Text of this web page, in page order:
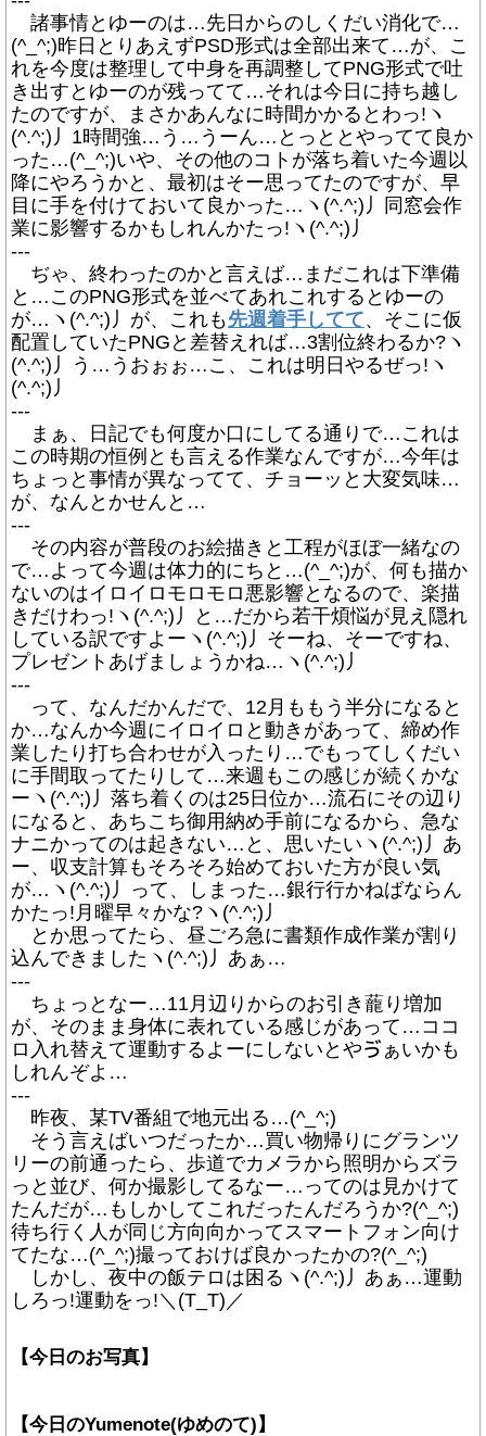
諸事情とゆーのは…先日からのしくだい消化で…
(^_^;)昨日とりあえずPSD形式は全部出来て…が、こ
れを今度は整理して中身を再調整してPNG形式で吐
き出すとゆーのが残ってて…それは今日に持ち越し
たのですが、まさかあんなに時間かかるとわっ!ヽ
(^.^;)丿1時間強…う…うーん…とっととやってて良か
った…(^_^;)いや、その他のコトが落ち着いた今週以
降にやろうかと、最初はそー思ってたのですが、早
目に手を付けておいて良かった…ヽ(^.^;)丿同窓会作
業に影響するかもしれんかたっ!ヽ(^.^;)丿
---
ぢゃ、終わったのかと言えば…まだこれは下準備
と…このPNG形式を並べてあれこれするとゆーの
が…ヽ(^.^;)丿が、これも先週着手してて、そこに仮
配置していたPNGと差替えれば…3割位終わるか?ヽ
(^.^;)丿う…うおぉぉ…こ、これは明日やるぜっ!ヽ
(^.^;)丿
---
まぁ、日記でも何度か口にしてる通りで…これは
この時期の恒例とも言える作業なんですが…今年は
ちょっと事情が異なってて、チョーッと大変気味…
が、なんとかせんと…
---
その内容が普段のお絵描きと工程がほぼ一緒なの
で…よって今週は体力的にちと…(^_^;)が、何も描か
ないのはイロイロモロモロ悪影響となるので、楽描
きだけわっ!ヽ(^.^;)丿と…だから若干煩悩が見え隠れ
している訳ですよーヽ(^.^;)丿そーね、そーですね、
プレゼントあげましょうかね…ヽ(^.^;)丿
---
って、なんだかんだで、12月ももう半分になると
か…なんか今週にイロイロと動きがあって、締め作
業したり打ち合わせが入ったり…でもってしくだい
に手間取ってたりして…来週もこの感じが続くかな
ーヽ(^.^;)丿落ち着くのは25日位か…流石にその辺り
になると、あちこち御用納め手前になるから、急な
ナニかってのは起きない…と、思いたいヽ(^.^;)丿あ
ー、収支計算もそろそろ始めておいた方が良い気
が…ヽ(^.^;)丿って、しまった…銀行行かねばならん
かたっ!月曜早々かな?ヽ(^.^;)丿
とか思ってたら、昼ごろ急に書類作成作業が割り
込んできましたヽ(^.^;)丿あぁ…
---
ちょっとなー…11月辺りからのお引き蘢り増加
が、そのまま身体に表れている感じがあって…ココ
ロ入れ替えて運動するよーにしないとやゔぁいかも
しれんぞよ…
---
昨夜、某TV番組で地元出る…(^_^;)
そう言えばいつだったか…買い物帰りにグランツ
リーの前通ったら、歩道でカメラから照明からズラ
っと並び、何か撮影してるなー…ってのは見かけて
たんだが…もしかしてこれだったんだろうか?(^_^;)
待ち行く人が同じ方向向かってスマートフォン向け
てたな…(^_^;)撮っておけば良かったかの?(^_^;)
しかし、夜中の飯テロは困るヽ(^.^;)丿あぁ…運動
しろっ!運動をっ!＼(T_T)／
【今日のお写真】
【今日のYumenote(ゆめのて)】